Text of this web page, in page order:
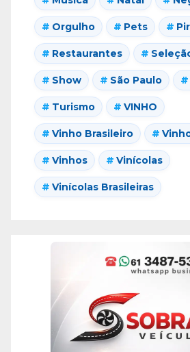
Orgulho Pets
Restaurantes
Show São Paulo
Turismo VINHO
Vinho Brasileiro
Vinhos Vinícolas
Vinícolas Brasileiras